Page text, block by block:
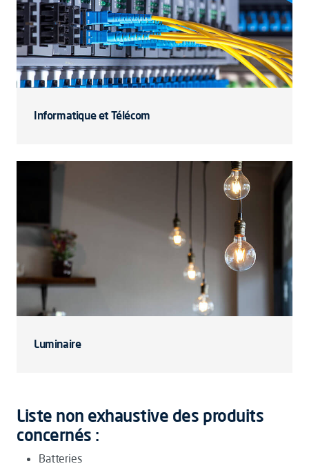
Informatique et Télécom
Luminaire
Liste non exhaustive des produits
concernés :
Batteries